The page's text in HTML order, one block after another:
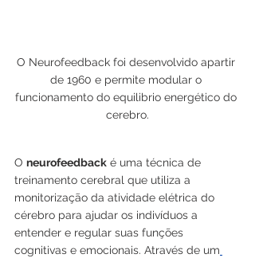
O Neurofeedback foi desenvolvido apartir
de 1960 e permite modular o
funcionamento do equilibrio energético do
cerebro.
O neurofeedback é uma técnica de
treinamento cerebral que utiliza a
monitorização da atividade elétrica do
cérebro para ajudar os indivíduos a
entender e regular suas funções
cognitivas e emocionais. Através de um